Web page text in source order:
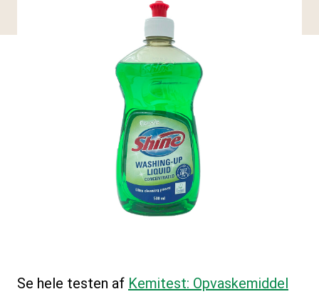
Se hele testen af Kemitest: Opvaskemiddel